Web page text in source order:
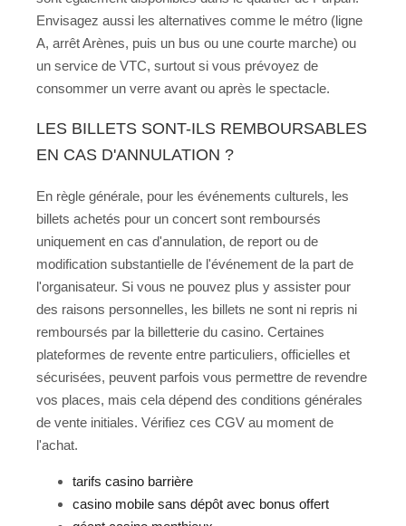
Envisagez aussi les alternatives comme le métro (ligne
A, arrêt Arènes, puis un bus ou une courte marche) ou
un service de VTC, surtout si vous prévoyez de
consommer un verre avant ou après le spectacle.
LES BILLETS SONT-ILS REMBOURSABLES
EN CAS D'ANNULATION ?
En règle générale, pour les événements culturels, les
billets achetés pour un concert sont remboursés
uniquement en cas d'annulation, de report ou de
modification substantielle de l'événement de la part de
l'organisateur. Si vous ne pouvez plus y assister pour
des raisons personnelles, les billets ne sont ni repris ni
remboursés par la billetterie du casino. Certaines
plateformes de revente entre particuliers, officielles et
sécurisées, peuvent parfois vous permettre de revendre
vos places, mais cela dépend des conditions générales
de vente initiales. Vérifiez ces CGV au moment de
l'achat.
tarifs casino barrière
casino mobile sans dépôt avec bonus offert